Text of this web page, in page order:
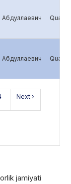
Next ›
jamiyati